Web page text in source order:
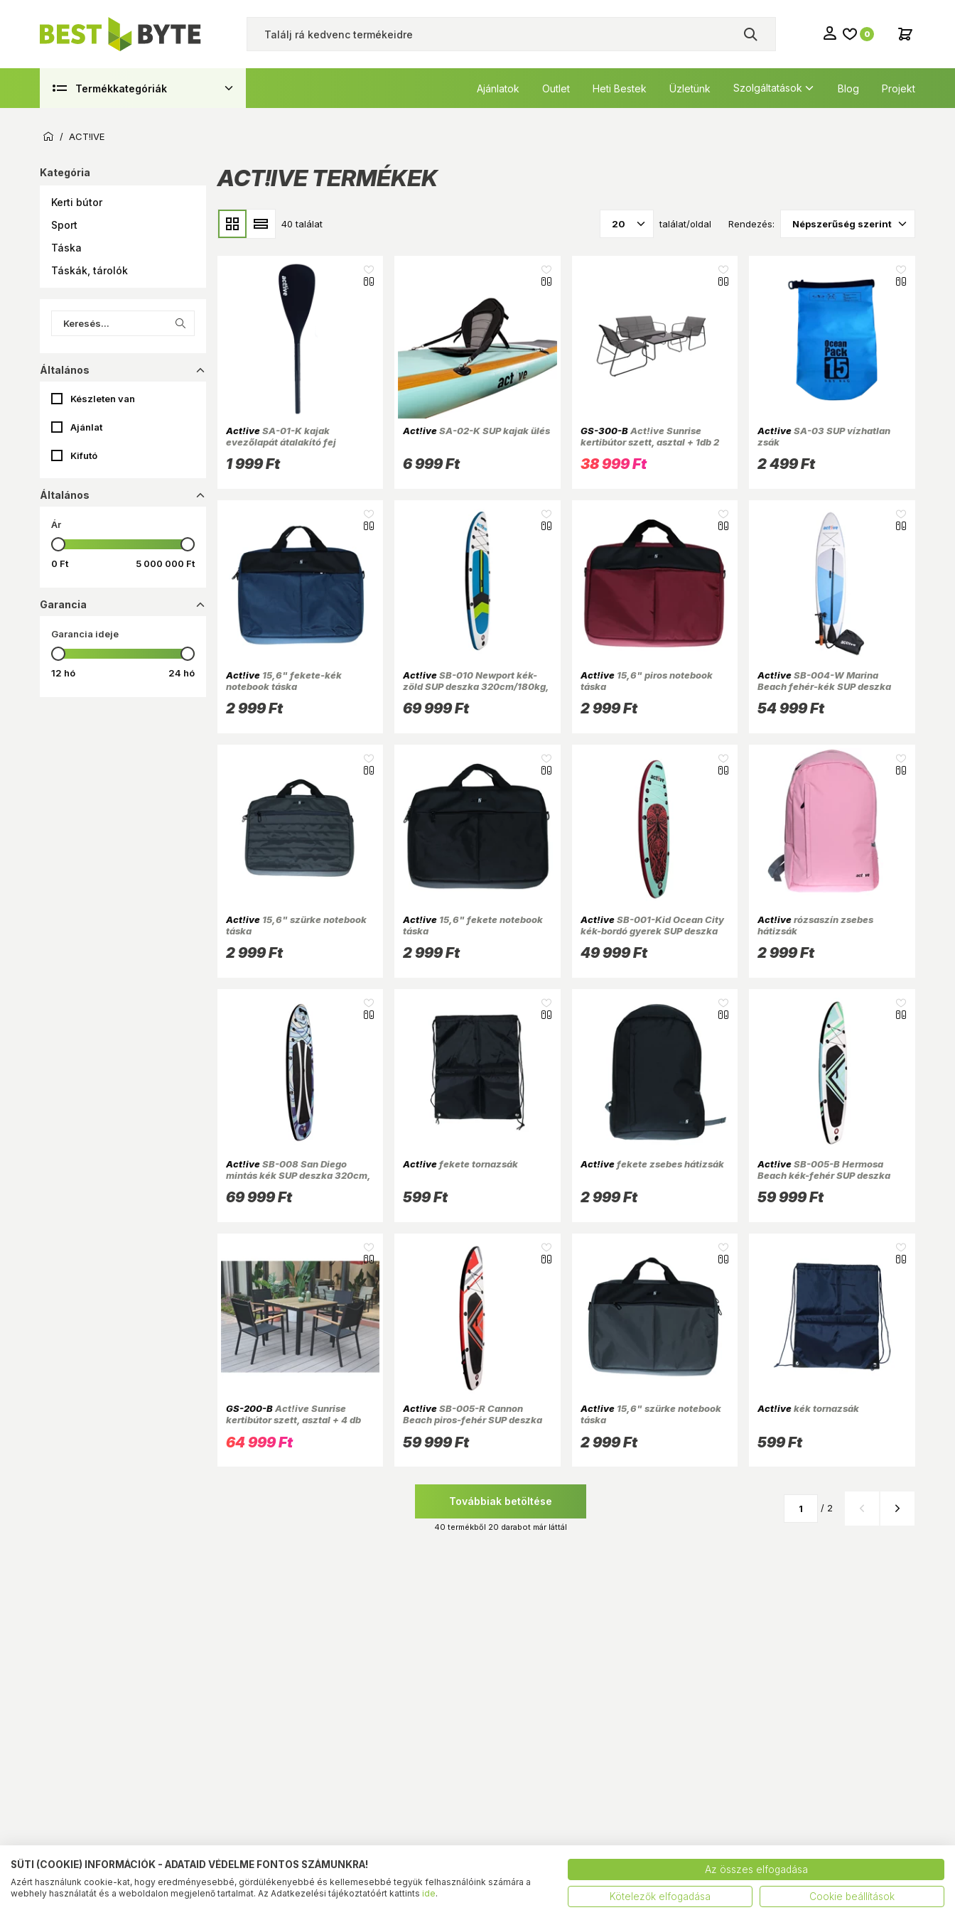
0
Termékkategóriák Ajánlatok Outlet Heti Bestek Üzletünk Szolgáltatások Blog Projekt
/ ACT!IVE
ACT!IVE TERMÉKEK
40 találat találat/oldal Rendezés:
Act!iveSA-01-K kajak
evezőlapát átalakító fej
1 999 Ft
Act!iveSA-02-K SUP kajak ülés
6 999 Ft
GS-300-BAct!ive Sunrise
kertibútor szett, asztal + 1db 2
személyes szék, fekete-
38 999 Ft
Act!iveSA-03 SUP vízhatlan
zsák
2 499 Ft
Act!ive15,6" fekete-kék
notebook táska
2 999 Ft
Act!iveSB-010 Newport kék-
zöld SUP deszka 320cm/180kg,
69 999 Ft
Act!ive15,6" piros notebook
táska
2 999 Ft
Act!iveSB-004-W Marina
Beach fehér-kék SUP deszka
54 999 Ft
Act!ive15,6" szürke notebook
táska
2 999 Ft
Act!ive 15,6" fekete notebook
táska
2 999 Ft
Act!iveSB-001-Kid Ocean City
kék-bordó gyerek SUP deszka
49 999 Ft
Act!iverózsaszín zsebes
hátizsák
2 999 Ft
Act!iveSB-008 San Diego
mintás kék SUP deszka 320cm,
69 999 Ft
Act!ivefekete tornazsák
599 Ft
Act!ivefekete zsebes hátizsák
2 999 Ft
Act!iveSB-005-B Hermosa
Beach kék-fehér SUP deszka
59 999 Ft
GS-200-BAct!ive Sunrise
kertibútor szett, asztal + 4 db
64 999 Ft
Act!iveSB-005-R Cannon
Beach piros-fehér SUP deszka
59 999 Ft
Act!ive15,6" szürke notebook
táska
2 999 Ft
Act!ivekék tornazsák
599 Ft
Továbbiak betöltése
40 termékből 20 darabot már láttál
/ 2
Kategória
Kerti bútor
Sport
Táska
Táskák, tárolók
Általános dropup_16
Készleten van
Ajánlat
Kifutó
Általános dropup_16
Ár
0 Ft 5 000 000 Ft
Garancia dropup_16
Garancia ideje
12 hó 24 hó
SÜTI (COOKIE) INFORMÁCIÓK - ADATAID VÉDELME FONTOS SZÁMUNKRA!
Azért használunk cookie-kat, hogy eredményesebbé, gördülékenyebbé és kellemesebbé tegyük felhasználóink számára a
webhely használatát és a weboldalon megjelenő tartalmat. Az Adatkezelési tájékoztatóért kattints ide.
Az összes elfogadása
Kötelezők elfogadása Cookie beállítások